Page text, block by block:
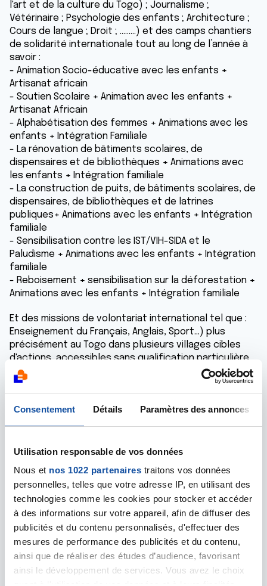
Consentement Détails Paramètres des annonces
Utilisation responsable de vos données
Nous et nos 1022 partenaires traitons vos données
personnelles, telles que votre adresse IP, en utilisant des
technologies comme les cookies pour stocker et accéder
à des informations sur votre appareil, afin de diffuser des
publicités et du contenu personnalisés, d'effectuer des
mesures de performance des publicités et du contenu,
ainsi que de réaliser des études d’audience, favorisant
ainsi le développement de services. Vous avez le choix
l'art et de la culture du Togo) ; Journalisme ;
Vétérinaire ; Psychologie des enfants ; Architecture ;
Cours de langue ; Droit ; ………) et des camps chantiers
de solidarité internationale tout au long de l’année à
savoir :
- Animation Socio-éducative avec les enfants +
Artisanat africain
- Soutien Scolaire + Animation avec les enfants +
Artisanat Africain
- Alphabétisation des femmes + Animations avec les
enfants + Intégration Familiale
- La rénovation de bâtiments scolaires, de
dispensaires et de bibliothèques + Animations avec
les enfants + Intégration familiale
- La construction de puits, de bâtiments scolaires, de
dispensaires, de bibliothèques et de latrines
publiques+ Animations avec les enfants + Intégration
familiale
- Sensibilisation contre les IST/VIH-SIDA et le
Paludisme + Animations avec les enfants + Intégration
familiale
- Reboisement + sensibilisation sur la déforestation +
Animations avec les enfants + Intégration familiale
Et des missions de volontariat international tel que :
Enseignement du Français, Anglais, Sport...) plus
précisément au Togo dans plusieurs villages cibles
d'actions, accessibles sans qualification particulière.
Nombreuses possibilités vous sont offertes dans le
cadre d'un stage de fin d'étude, de formation, de
renseigner auprès du comité de recrutement :
Email :sivamonde@gmail.com
Tél : 00228 91 96 80 09 / 98 15 92 52
Ou contacter la représentante en France-Paris :
Alizée Bourduge-michau:alizee.bmichau@gmail.com
Tél : 06 28 42 21 19
NB : Nos dates de chantiers sont complètement
flexibles à tous porteurs de projets solidaires ou des
volontaires qui souhaiteraient s’investir dans nos
camps chantiers de solidarité internationale. Vous
pouvez donc définir la date de début et de fin de